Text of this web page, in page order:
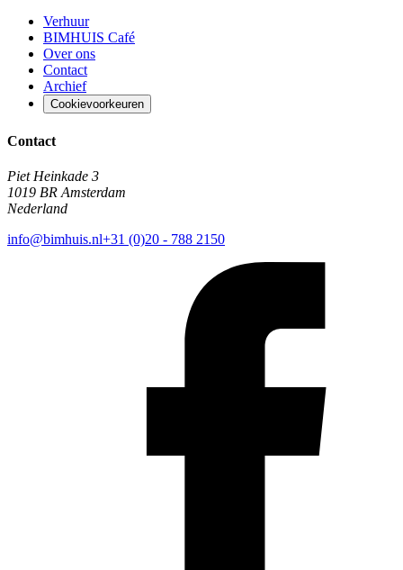
Verhuur
BIMHUIS Café
Over ons
Contact
Archief
Cookievoorkeuren
Contact
Piet Heinkade 3
1019 BR Amsterdam
Nederland
info@bimhuis.nl+31 (0)20 - 788 2150